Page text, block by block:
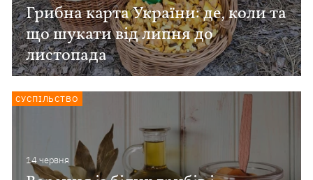
Грибна карта України: де, коли та
що шукати від липня до
листопада
14 червня
СУСПІЛЬСТВО